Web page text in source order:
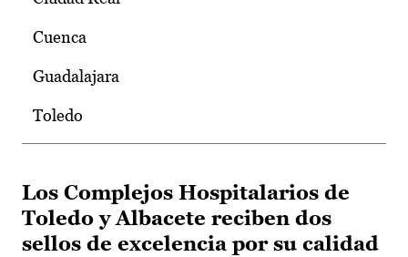
Cuenca
Guadalajara
Toledo
Los Complejos Hospitalarios de
Toledo y Albacete reciben dos
sellos de excelencia por su calidad